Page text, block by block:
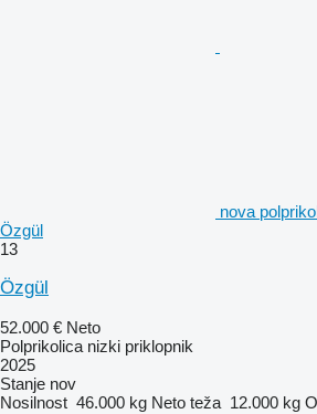
nova
Özgül
13
Özgül
52.000 € Neto
Polprikolica nizki priklopnik
2025
Stanje nov
Nosilnost 46.000 kg Neto teža 12.000 kg